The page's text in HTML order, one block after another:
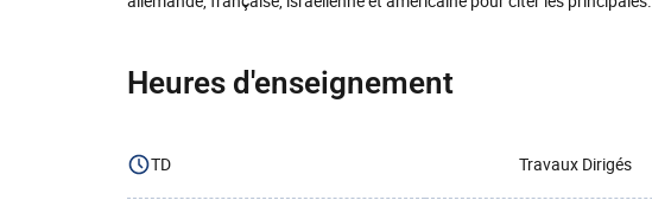
Heures d'enseignement
TD Travaux Dirigés